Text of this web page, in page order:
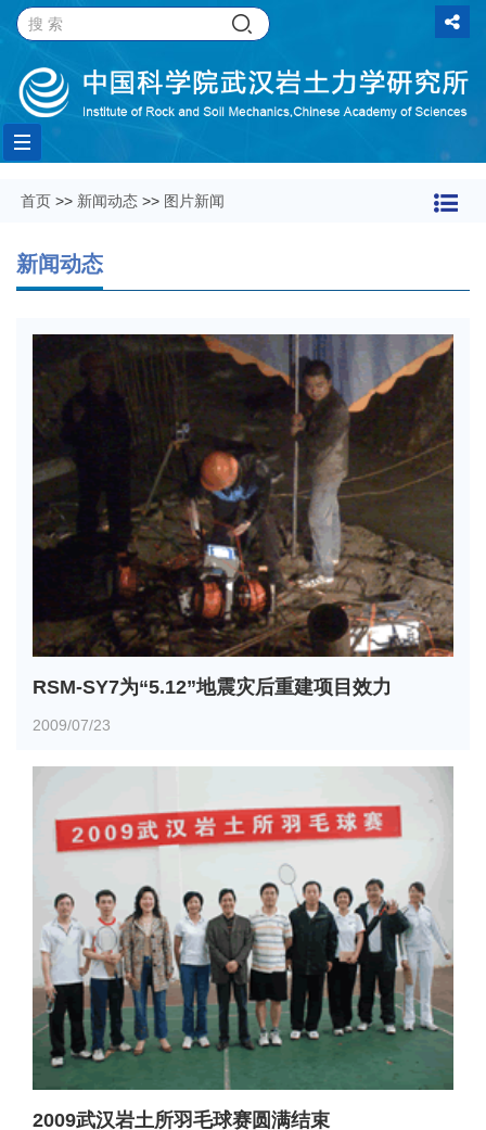
Toggle
navigation
首页 >> 新闻动态 >> 图片新闻
新闻动态
RSM-SY7为“5.12”地震灾后重建项目效力
2009/07/23
2009武汉岩土所羽毛球赛圆满结束